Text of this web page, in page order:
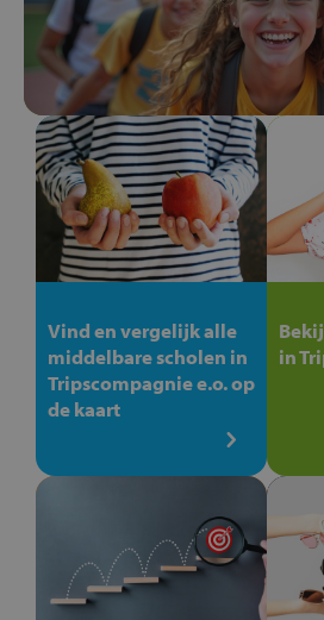
Vind en vergelijk alle
middelbare scholen in
Tripscompagnie e.o. op
de kaart
in